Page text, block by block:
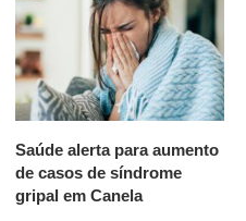
Saúde alerta para aumento
de casos de síndrome
gripal em Canela